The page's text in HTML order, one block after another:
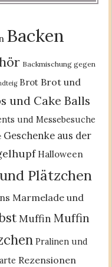
Backen
Backmischung gegen
Brot Brot und
und Cake Balls
und Messebesuche
Geschenke aus der
Halloween
Plätzchen
Marmelade und
Muffin Muffin
Pralinen und
Rezensionen